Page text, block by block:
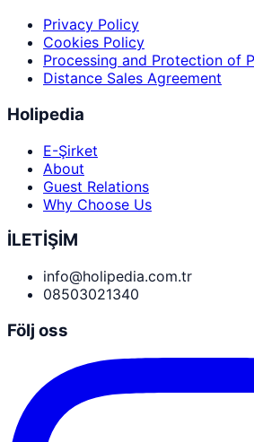
Privacy Policy
Cookies Policy
Processing and Protection of
Distance Sales Agreement
Holipedia
E-Şirket
About
Guest Relations
Why Choose Us
İLETİŞİM
info@holipedia.com.tr
08503021340
Följ oss